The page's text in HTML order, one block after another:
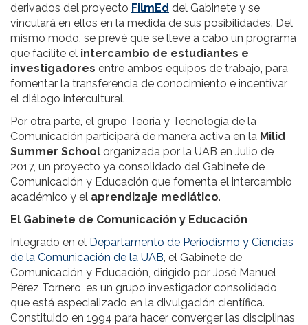
derivados del proyecto FilmEd del Gabinete y se
vinculará en ellos en la medida de sus posibilidades. Del
mismo modo, se prevé que se lleve a cabo un programa
que facilite el intercambio de estudiantes e
investigadores entre ambos equipos de trabajo, para
fomentar la transferencia de conocimiento e incentivar
el diálogo intercultural.
Por otra parte, el grupo Teoría y Tecnología de la
Comunicación participará de manera activa en la Milid
Summer School organizada por la UAB en Julio de
2017, un proyecto ya consolidado del Gabinete de
Comunicación y Educación que fomenta el intercambio
académico y el aprendizaje mediático.
El Gabinete de Comunicación y Educación
Integrado en el Departamento de Periodismo y Ciencias
de la Comunicación de la UAB, el Gabinete de
Comunicación y Educación, dirigido por José Manuel
Pérez Tornero, es un grupo investigador consolidado
que está especializado en la divulgación científica.
Constituido en 1994 para hacer converger las disciplinas